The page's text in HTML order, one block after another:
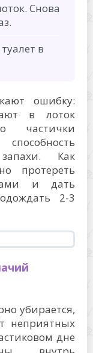
Снова
в
ошибку:
в лоток
частички
Как
протереть
и дать
2-3
убирается,
неприятных
дне